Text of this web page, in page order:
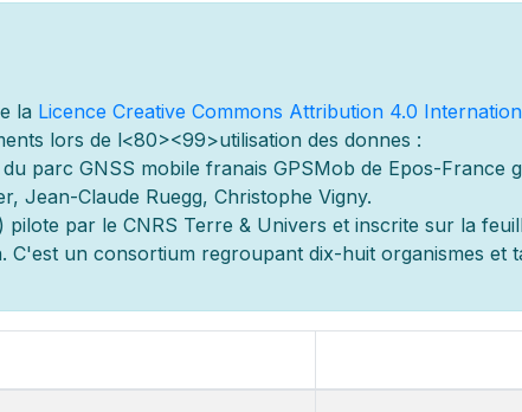
la Licence Creative Commons Attribution 4.0
lors de l<80><99>utilisation des donnes :
parc GNSS mobile franais GPSMob de Epos-France g
Jean-Claude Ruegg, Christophe Vigny.
pilote par le CNRS Terre & Univers et inscrite sur la
C'est un consortium regroupant dix-huit organismes et